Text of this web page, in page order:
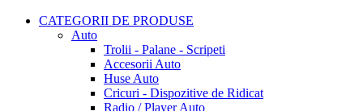
CATEGORII DE PRODUSE
Auto
Trolii - Palane - Scripeti
Accesorii Auto
Huse Auto
Cricuri - Dispozitive de Ridicat
Radio / Player Auto